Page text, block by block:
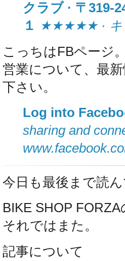
クラブ · 〒319-
１
★★★★★ · キ
こっちはFBページ
営業について、最
下さい。
Log into
sharing and
今日も最後まで読
BIKE SHOP
それではまた。
記事について